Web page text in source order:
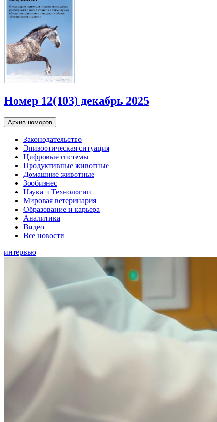
Номер 12(103) декабрь 2025
Архив номеров
Законодательство
Эпизоотическая ситуация
Цифровые системы
Продуктивные животные
Домашние животные
Зообизнес
Наука и Технологии
Мировая ветеринария
Образование и карьера
Аналитика
Видео
Все новости
интервью